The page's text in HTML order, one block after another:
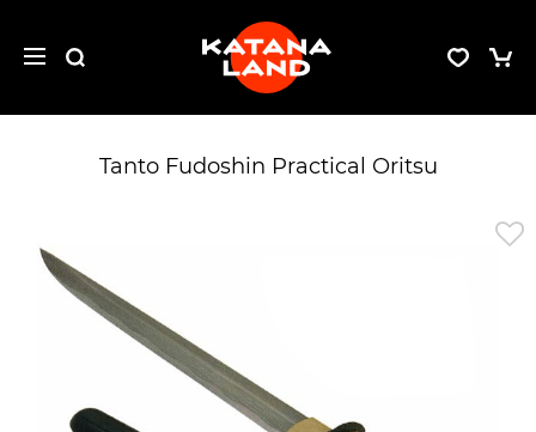
Tanto Fudoshin Practical Oritsu